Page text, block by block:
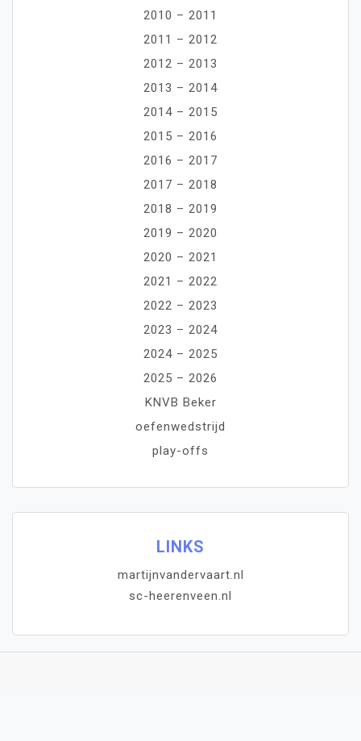
2010 – 2011
2011 – 2012
2012 – 2013
2013 – 2014
2014 – 2015
2015 – 2016
2016 – 2017
2017 – 2018
2018 – 2019
2019 – 2020
2020 – 2021
2021 – 2022
2022 – 2023
2023 – 2024
2024 – 2025
2025 – 2026
KNVB Beker
oefenwedstrijd
play-offs
LINKS
martijnvandervaart.nl
sc-heerenveen.nl